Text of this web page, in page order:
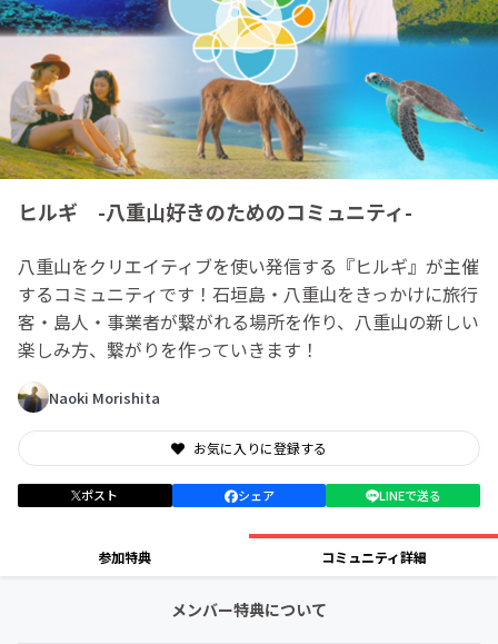
ヒルギ -八重山好きのためのコミュニティ-
八重山をクリエイティブを使い発信する『ヒルギ』が主催
するコミュニティです！石垣島・八重山をきっかけに旅行
客・島人・事業者が繋がれる場所を作り、八重山の新しい
楽しみ方、繋がりを作っていきます！
Naoki Morishita
お気に入りに登録する
ポスト シェア LINEで送る
参加特典 コミュニティ詳細
メンバー特典について